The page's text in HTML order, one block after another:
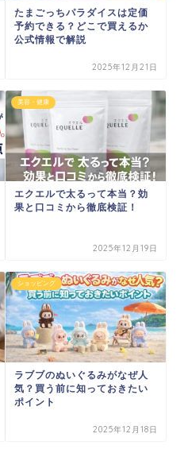
たまごっちパラダイスは定価
予約できる？どこで買えるか
公式情報で解説
2025年12月21日
美容・健康
エクエルで太るって本当？効
果と口コミから徹底検証！
2025年12月19日
ショッピング
ラブブのぬいぐるみがなぜ人
気？買う前に知っておきたい
ポイント
2025年12月18日